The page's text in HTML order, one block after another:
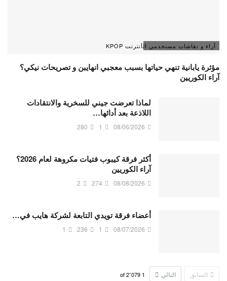
آراء و نقاشات مستخدمي الأنترنت KPOP
مؤثرة يابانية تنهي حياتها بسبب معجبي انهايبن و تصريحات نيكي؟
آراء الكوريين
لماذا تعرضت جيني للسخرية والانتقادات
اللاذعة بعد أدائها…
08/06/2026
1
280
أكثر فرقة كيبوب فتيات مكروهة لعام 2026؟
آراء الكوريين
08/08/2026
274
2
أعضاء فرقة تويدي التابعة لشركة هايب في…
08/07/2026
1
236
1
السابق التالي 1 2٬079